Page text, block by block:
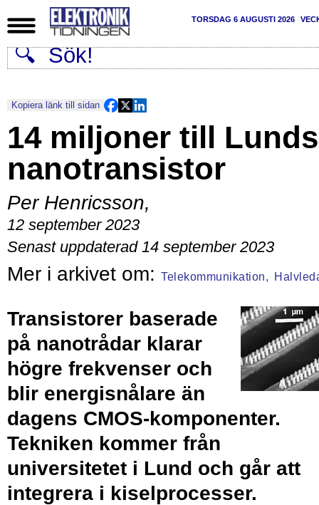
TORSDAG 6 AUGUSTI 2026
Kopiera länk till sidan
14 miljoner till Lunds
nanotransistor
Per Henricsson,
12 september 2023
Senast uppdaterad 14 september 2023
Telekommunikation,
Transistorer baserade
på nanotrådar klarar
högre frekvenser och
blir energisnålare än
dagens CMOS-komponenter.
Tekniken kommer från
universitetet i Lund och går att
integrera i kiselprocesser.